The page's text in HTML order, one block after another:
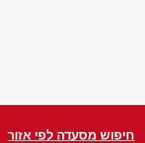
חיפוש מסעדה לפי אזור